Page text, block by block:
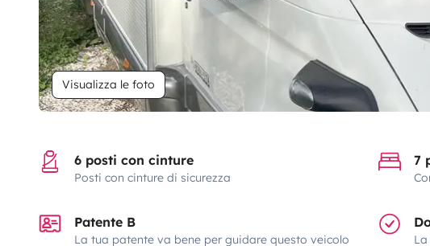
Visualizza le foto
6 posti con cinture
Posti con cinture di sicurezza
7
Patente B
La tua patente va bene per guidare questo veicolo